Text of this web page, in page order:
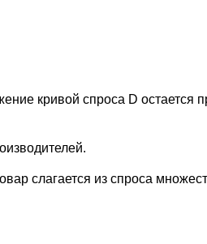
кривой спроса D остается
слагается из спроса